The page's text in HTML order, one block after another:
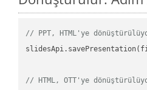
// PPT, HTML'ye
// HTML, OTT'ye